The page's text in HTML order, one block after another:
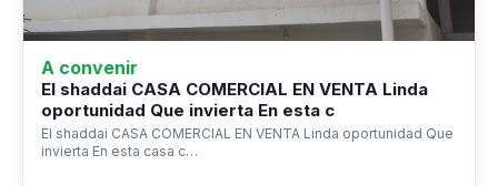
A convenir
El shaddai CASA COMERCIAL EN VENTA Linda
oportunidad Que invierta En esta c
El shaddai CASA COMERCIAL EN VENTA Linda oportunidad Que
invierta En esta casa c…